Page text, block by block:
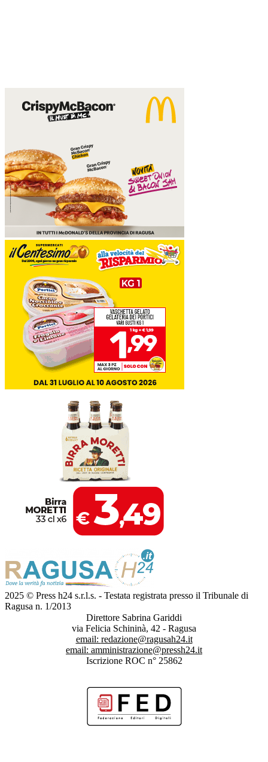
2025 © Press h24 s.r.l.s. - Testata registrata presso il Tribunale di
Ragusa n. 1/2013
Direttore Sabrina Gariddi
via Felicia Schininà, 42 - Ragusa
email: redazione@ragusah24.it
email: amministrazione@pressh24.it
Iscrizione ROC n° 25862